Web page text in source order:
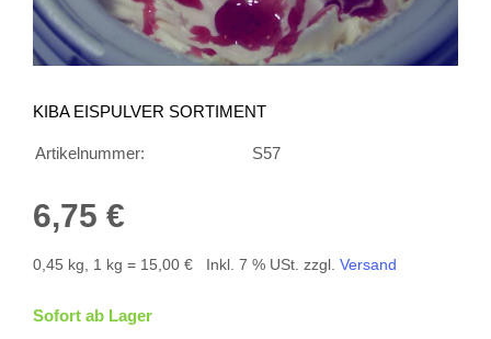
KIBA EISPULVER SORTIMENT
Artikelnummer: S57
6,75 €
0,45 kg, 1 kg = 15,00 € Inkl. 7 % USt. zzgl. Versand
Sofort ab Lager